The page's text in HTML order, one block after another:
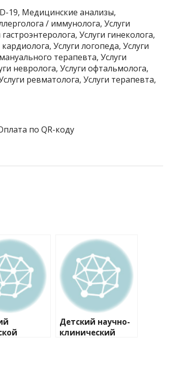
19, Медицинские анализы,
/ иммунолога, Услуги
Услуги гинеколога,
Услуги логопеда, Услуги
терапевта, Услуги
невролога, Услуги офтальмолога,
ревматолога, Услуги терапевта,
по QR-коду
Детский научно-
клинический